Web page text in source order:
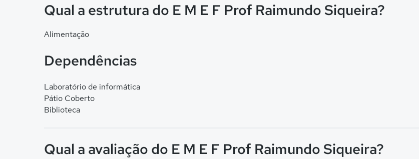
Qual a estrutura do E M E F Prof Raimundo Siqueira?
Alimentação
Dependências
Laboratório de informática
Pátio Coberto
Biblioteca
Qual a avaliação do E M E F Prof Raimundo Siqueira?